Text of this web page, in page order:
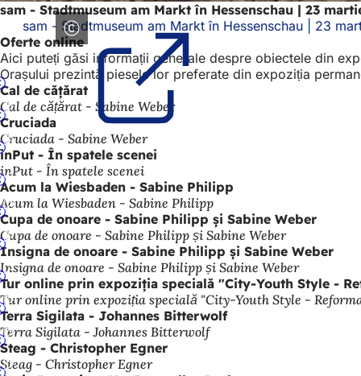
sam - Stadtmuseum am Markt în Hessenschau | 23
sam - Stadtmuseum am Markt în Hessenschau | 23
Oferte online
Aici puteți găsi informații generale despre obiectele din
Orașului prezintă piesele lor preferate din expoziția
Cal de cățărat
Cal de cățărat - Sabine Weber
Cruciada
Cruciada - Sabine Weber
inPut - În spatele scenei
inPut - În spatele scenei
Acum la Wiesbaden - Sabine Philipp
Acum la Wiesbaden - Sabine Philipp
Cupa de onoare - Sabine Philipp și Sabine Weber
Cupa de onoare - Sabine Philipp și Sabine Weber
Insigna de onoare - Sabine Philipp și Sabine Weber
Insigna de onoare - Sabine Philipp și Sabine Weber
Tur online prin expoziția specială "City-Youth Style -
Tur online prin expoziția specială "City-Youth Style -
Terra Sigilata - Johannes Bitterwolf
Terra Sigilata - Johannes Bitterwolf
Steag - Christopher Egner
Steag - Christopher Egner